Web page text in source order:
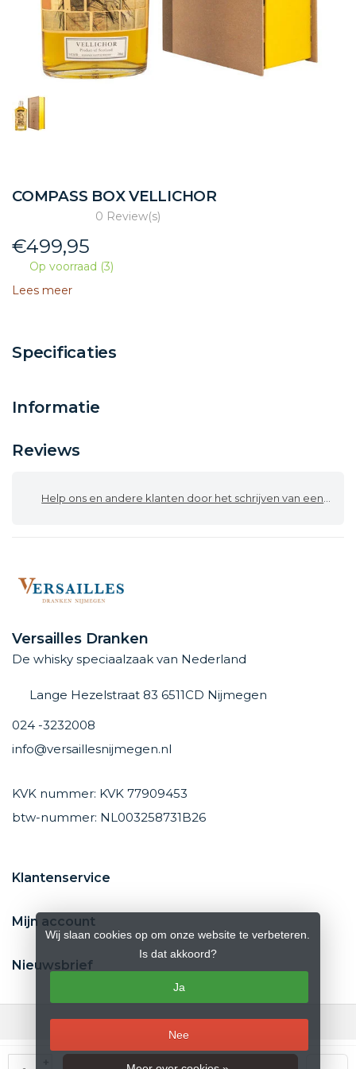
COMPASS BOX VELLICHOR
0 Review(s)
€499,95
Op voorraad (3)
Lees meer
Specificaties
Informatie
Reviews
Help ons en andere klanten door het schrijven van een review
Versailles Dranken
De whisky speciaalzaak van Nederland
Lange Hezelstraat 83 6511CD Nijmegen
024 -3232008
info@versaillesnijmegen.nl
KVK nummer: KVK 77909453
btw-nummer: NL003258731B26
Klantenservice
Mijn account
Nieuwsbrief
Wij slaan cookies op om onze website te verbeteren.
Is dat akkoord?
Ja
Nee
© Copyright 2026 Versailles Nijmegen - Powered